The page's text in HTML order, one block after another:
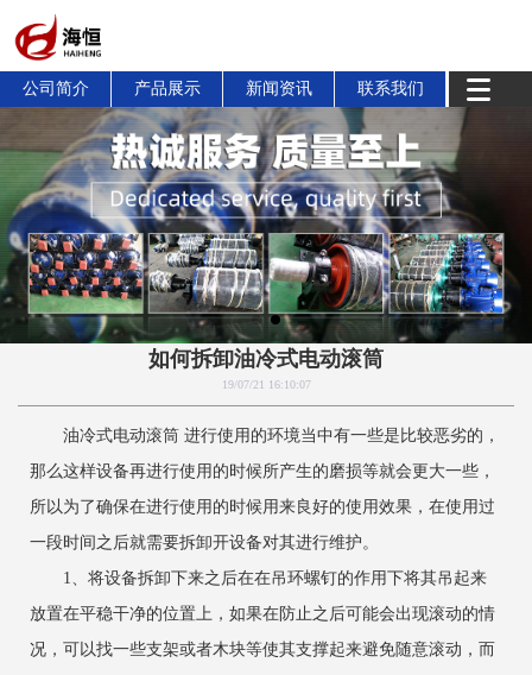
公司简介 产品展示 新闻资讯 联系我们
如何拆卸油冷式电动滚筒
19/07/21 16:10:07
油冷式电动滚筒 进行使用的环境当中有一些是比较恶劣的，
那么这样设备再进行使用的时候所产生的磨损等就会更大一些，
所以为了确保在进行使用的时候用来良好的使用效果，在使用过
一段时间之后就需要拆卸开设备对其进行维护。
1、将设备拆卸下来之后在在吊环螺钉的作用下将其吊起来
放置在平稳干净的位置上，如果在防止之后可能会出现滚动的情
况，可以找一些支架或者木块等使其支撑起来避免随意滚动，而